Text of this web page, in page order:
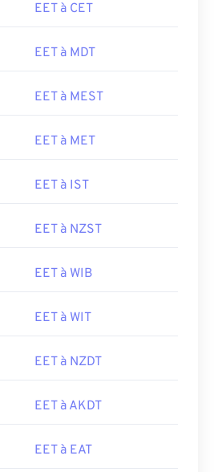
EET à CET
EET à MDT
EET à MEST
EET à MET
EET à IST
EET à NZST
EET à WIB
EET à WIT
EET à NZDT
EET à AKDT
EET à EAT